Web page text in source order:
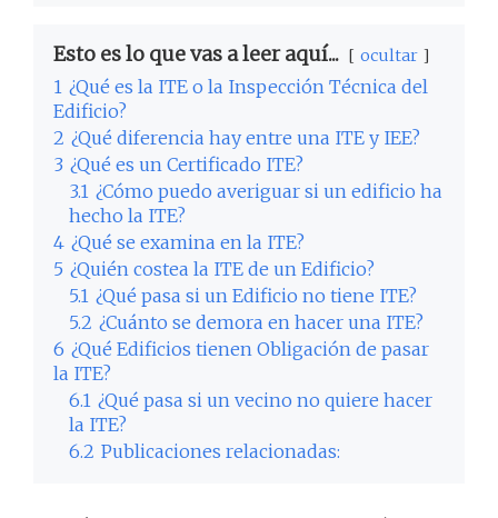
Esto es lo que vas a leer aquí... ocultar
1 ¿Qué es la ITE o la Inspección Técnica del
Edificio?
2 ¿Qué diferencia hay entre una ITE y IEE?
3 ¿Qué es un Certificado ITE?
3.1 ¿Cómo puedo averiguar si un edificio ha
hecho la ITE?
4 ¿Qué se examina en la ITE?
5 ¿Quién costea la ITE de un Edificio?
5.1 ¿Qué pasa si un Edificio no tiene ITE?
5.2 ¿Cuánto se demora en hacer una ITE?
6 ¿Qué Edificios tienen Obligación de pasar
la ITE?
6.1 ¿Qué pasa si un vecino no quiere hacer
la ITE?
6.2 Publicaciones relacionadas: